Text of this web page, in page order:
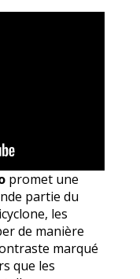
promet une
partie du
les
de manière
marqué
que les